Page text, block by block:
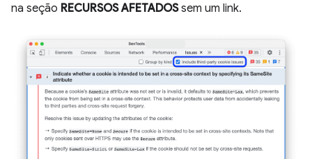
na seção RECURSOS AFETADOSsem um link.